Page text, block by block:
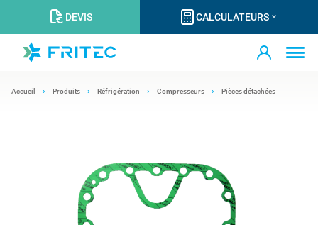
DEVIS CALCULATEURS
Accueil Produits Réfrigération Compresseurs Pièces détachées